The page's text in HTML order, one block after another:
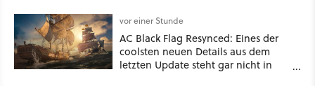
Spuren für die Ewigkeit
vor einer Stunde
AC Black Flag Resynced: Eines der
coolsten neuen Details aus dem
letzten Update steht gar nicht in